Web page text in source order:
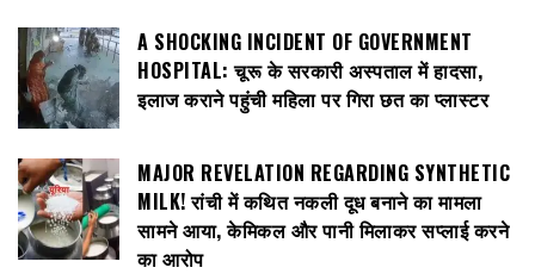
A SHOCKING INCIDENT OF GOVERNMENT
HOSPITAL: चूरू के सरकारी अस्पताल में हादसा,
इलाज कराने पहुंची महिला पर गिरा छत का प्लास्टर
MAJOR REVELATION REGARDING SYNTHETIC
MILK! रांची में कथित नकली दूध बनाने का मामला
सामने आया, केमिकल और पानी मिलाकर सप्लाई करने
का आरोप